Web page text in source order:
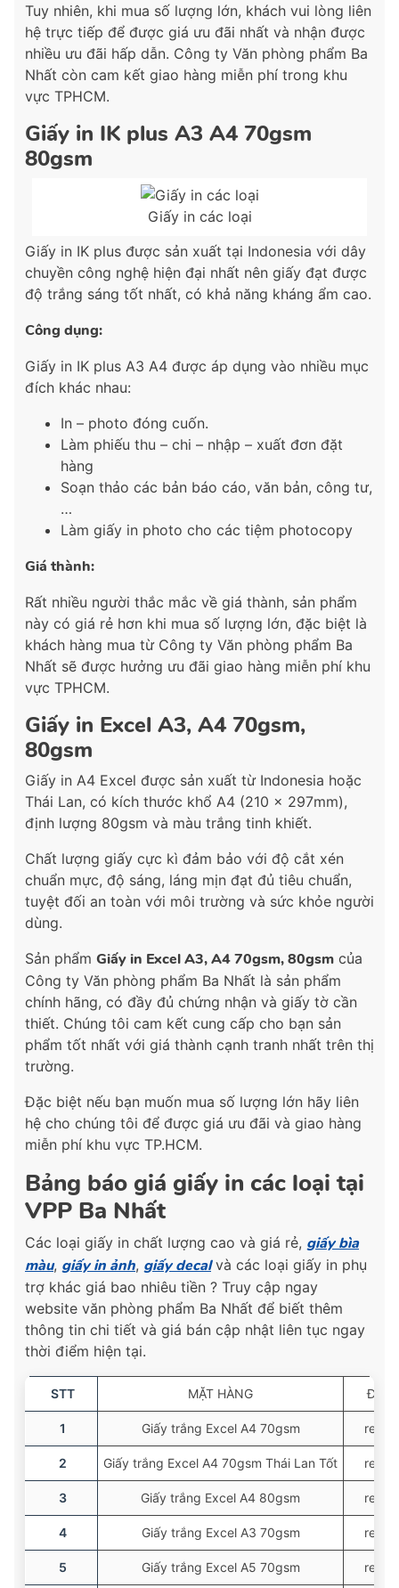
Tuy nhiên, khi mua số lượng lớn, khách vui lòng liên
hệ trực tiếp để được giá ưu đãi nhất và nhận được
nhiều ưu đãi hấp dẫn. Công ty Văn phòng phẩm Ba
Nhất còn cam kết giao hàng miễn phí trong khu
vực TPHCM.
Giấy in IK plus A3 A4 70gsm
80gsm
Giấy in các loại
Giấy in IK plus được sản xuất tại Indonesia với dây
chuyền công nghệ hiện đại nhất nên giấy đạt được
độ trắng sáng tốt nhất, có khả năng kháng ẩm cao.
Công dụng:
Giấy in IK plus A3 A4 được áp dụng vào nhiều mục
đích khác nhau:
In – photo đóng cuốn.
Làm phiếu thu – chi – nhập – xuất đơn đặt
hàng
Soạn thảo các bản báo cáo, văn bản, công tư,
…
Làm giấy in photo cho các tiệm photocopy
Giá thành:
Rất nhiều người thắc mắc về giá thành, sản phẩm
này có giá rẻ hơn khi mua số lượng lớn, đặc biệt là
khách hàng mua từ Công ty Văn phòng phẩm Ba
Nhất sẽ được hưởng ưu đãi giao hàng miễn phí khu
vực TPHCM.
Giấy in Excel A3, A4 70gsm,
80gsm
Giấy in A4 Excel được sản xuất từ Indonesia hoặc
Thái Lan, có kích thước khổ A4 (210 x 297mm),
định lượng 80gsm và màu trắng tinh khiết.
Chất lượng giấy cực kì đảm bảo với độ cắt xén
chuẩn mực, độ sáng, láng mịn đạt đủ tiêu chuẩn,
tuyệt đối an toàn với môi trường và sức khỏe người
dùng.
Sản phẩm Giấy in Excel A3, A4 70gsm, 80gsm của
Công ty Văn phòng phẩm Ba Nhất là sản phẩm
chính hãng, có đầy đủ chứng nhận và giấy tờ cần
thiết. Chúng tôi cam kết cung cấp cho bạn sản
phẩm tốt nhất với giá thành cạnh tranh nhất trên thị
trường.
Đặc biệt nếu bạn muốn mua số lượng lớn hãy liên
hệ cho chúng tôi để được giá ưu đãi và giao hàng
miễn phí khu vực TP.HCM.
Bảng báo giá giấy in các loại tại
VPP Ba Nhất
Các loại giấy in chất lượng cao và giá rẻ, giấy bìa
màu, giấy in ảnh, giấy decalvà các loại giấy in phụ
trợ khác giá bao nhiêu tiền ? Truy cập ngay
website văn phòng phẩm Ba Nhất để biết thêm
thông tin chi tiết và giá bán cập nhật liên tục ngay
thời điểm hiện tại.
STT MẶT HÀNG ĐVT
1 Giấy trắng Excel A4 70gsm ream
2 Giấy trắng Excel A4 70gsm Thái Lan Tốt ream
3 Giấy trắng Excel A4 80gsm ream
4 Giấy trắng Excel A3 70gsm ream
5 Giấy trắng Excel A5 70gsm ream